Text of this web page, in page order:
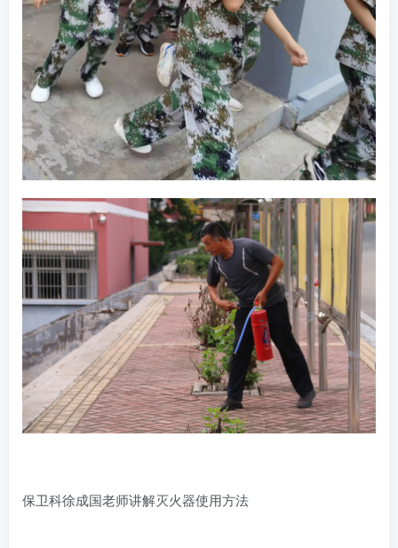
保卫科徐成国老师讲解灭火器使用方法